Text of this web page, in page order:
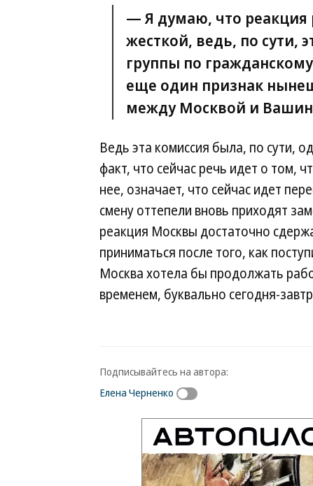
— Я думаю, что реакция
жесткой, ведь, по сути,
группы по
еще один признак
между Москвой и
Ведь эта комиссия была, по сути,
факт, что сейчас речь идет о том,
нее, означает, что сейчас идет
смену оттепели вновь приходят
реакция Москвы достаточно
приниматься после того, как
Москва хотела бы продолжать
временем, буквально сегодня-
Подписывайтесь на автора:
Елена Черненко